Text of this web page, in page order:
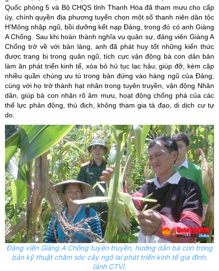
Quốc phòng 5 và Bộ CHQS tỉnh Thanh Hóa đã tham mưu cho cấp
ủy, chính quyền địa phương tuyển chọn một số thanh niên dân tộc
H'Mông nhập ngũ, bồi dưỡng kết nạp Đảng, trong đó có anh Giàng
A Chống. Sau khi hoàn thành nghĩa vụ quân sự, đảng viên Giàng A
Chống trở về với bản làng, anh đã phát huy tốt những kiến thức
được trang bị trong quân ngũ, tích cực vận động bà con dân bản
làm ăn phát triển kinh tế, xóa bỏ hủ tục lạc hậu; giúp đỡ, kèm cặp
nhiều quần chúng ưu tú trong bản đứng vào hàng ngũ của Đảng,
cùng với họ trở thành hạt nhân trong tuyên truyền, vận động Nhân
dân, giúp bà con nhận rõ âm mưu, hoạt động chống phá của các
thế lực phản động, thù địch, không tham gia tà đạo, di dịch cư tự
do.
Đảng viên Giàng A Chống tuyên truyền, hướng dẫn bà con trong
bản kỹ thuật chăm sóc cây ngô lai phát triển kinh tế gia đình.
(ảnh CTV).